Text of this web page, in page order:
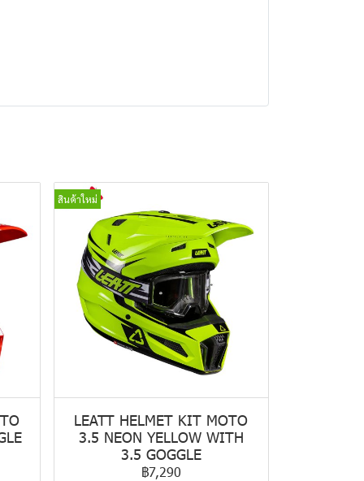
สินค้าใหม่
LEATT HELMET KIT MOTO
3.5 NEON YELLOW WITH
3.5 GOGGLE
฿7,290